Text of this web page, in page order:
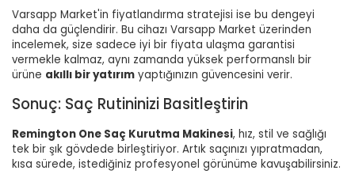
Varsapp Market'in fiyatlandırma stratejisi ise bu dengeyi
daha da güçlendirir. Bu cihazı Varsapp Market üzerinden
incelemek, size sadece iyi bir fiyata ulaşma garantisi
vermekle kalmaz, aynı zamanda yüksek performanslı bir
ürüne akıllı bir yatırım yaptığınızın güvencesini verir.
Sonuç: Saç Rutininizi Basitleştirin
Remington One Saç Kurutma Makinesi, hız, stil ve sağlığı
tek bir şık gövdede birleştiriyor. Artık saçınızı yıpratmadan,
kısa sürede, istediğiniz profesyonel görünüme kavuşabilirsiniz.